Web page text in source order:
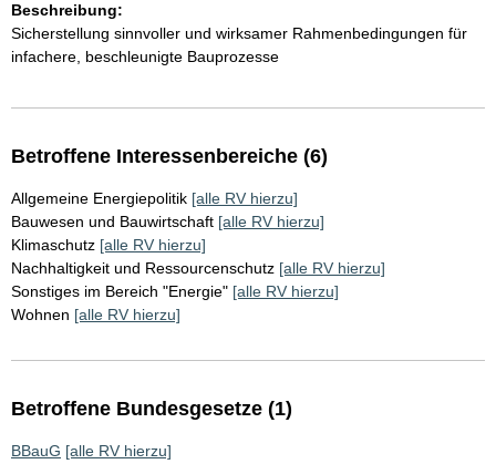
Beschreibung:
Sicherstellung sinnvoller und wirksamer Rahmenbedingungen für
infachere, beschleunigte Bauprozesse
Betroffene Interessenbereiche (6)
Allgemeine Energiepolitik [alle RV hierzu]
Bauwesen und Bauwirtschaft [alle RV hierzu]
Klimaschutz [alle RV hierzu]
Nachhaltigkeit und Ressourcenschutz [alle RV hierzu]
Sonstiges im Bereich "Energie" [alle RV hierzu]
Wohnen [alle RV hierzu]
Betroffene Bundesgesetze (1)
BBauG [alle RV hierzu]